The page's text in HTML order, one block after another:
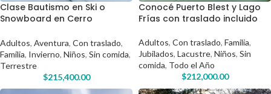
Clase Bautismo en Ski o
Snowboard en Cerro
Adultos, Aventura, Con traslado,
Familia, Invierno, Niños, Sin comida,
Terrestre
$215,400.00
Conocé Puerto Blest y Lago
Frías con traslado incluido
Adultos, Con traslado, Familia,
Jubilados, Lacustre, Niños, Sin
comida, Todo el Año
$212,000.00